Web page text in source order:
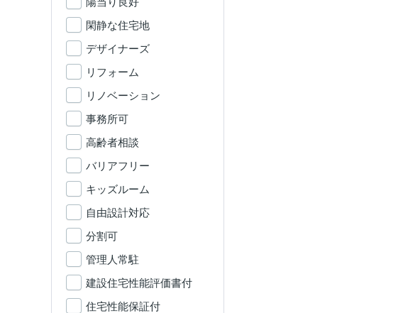
閑静な住宅地
デザイナーズ
リフォーム
リノベーション
事務所可
高齢者相談
バリアフリー
キッズルーム
自由設計対応
分割可
管理人常駐
建設住宅性能評価書付
住宅性能保証付